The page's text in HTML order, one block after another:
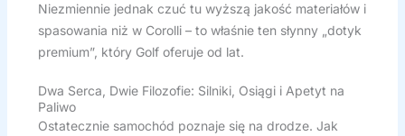
Niezmiennie jednak czuć tu wyższą jakość materiałów i
spasowania niż w Corolli – to właśnie ten słynny „dotyk
premium”, który Golf oferuje od lat.
Dwa Serca, Dwie Filozofie: Silniki, Osiągi i Apetyt na
Paliwo
Ostatecznie samochód poznaje się na drodze. Jak